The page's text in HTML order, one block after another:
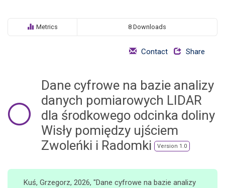
Metrics 8 Downloads
Contact Share
Dane cyfrowe na bazie analizy
danych pomiarowych LIDAR
dla środkowego odcinka doliny
Wisły pomiędzy ujściem
Zwoleńki i Radomki
Version 1.0
Kuś, Grzegorz, 2026, "Dane cyfrowe na bazie analizy